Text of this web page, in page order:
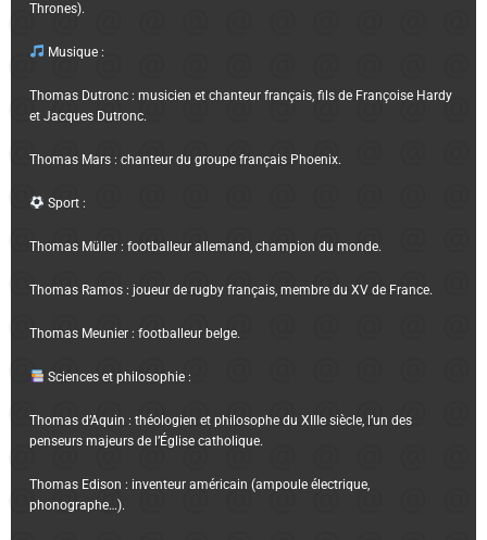
Thrones).
Musique :
Thomas Dutronc : musicien et chanteur français, fils de Françoise Hardy
et Jacques Dutronc.
Thomas Mars : chanteur du groupe français Phoenix.
Sport :
Thomas Müller : footballeur allemand, champion du monde.
Thomas Ramos : joueur de rugby français, membre du XV de France.
Thomas Meunier : footballeur belge.
Sciences et philosophie :
Thomas d’Aquin : théologien et philosophe du XIIIe siècle, l’un des
penseurs majeurs de l’Église catholique.
Thomas Edison : inventeur américain (ampoule électrique,
phonographe…).